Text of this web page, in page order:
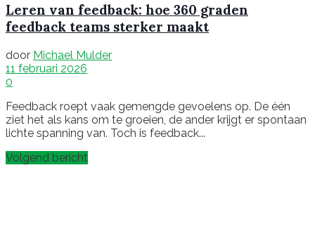
Leren van feedback: hoe 360 graden
feedback teams sterker maakt
door Michael Mulder
11 februari 2026
0
Feedback roept vaak gemengde gevoelens op. De één
ziet het als kans om te groeien, de ander krijgt er spontaan
lichte spanning van. Toch is feedback...
Volgend bericht